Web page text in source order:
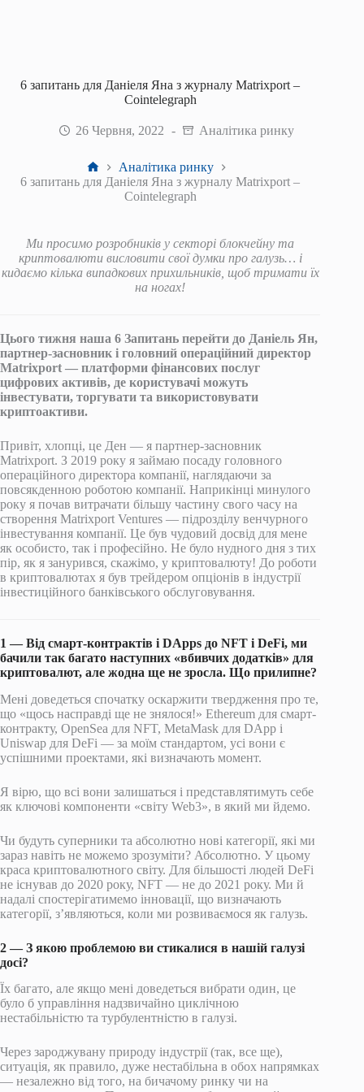
6 запитань для Даніеля Яна з журналу Matrixport –
Cointelegraph
26 Червня, 2022 Аналітика ринку
Головна
Аналітика ринку
6 запитань для Даніеля Яна з журналу Matrixport –
Cointelegraph
Ми просимо розробників у секторі блокчейну та
криптовалюти висловити свої думки про галузь… і
кидаємо кілька випадкових прихильників, щоб тримати їх
на ногах!
Цього тижня наша 6 Запитань перейти до Даніель Ян,
партнер-засновник і головний операційний директор
Matrixport — платформи фінансових послуг
цифрових активів, де користувачі можуть
інвестувати, торгувати та використовувати
криптоактиви.
Привіт, хлопці, це Ден — я партнер-засновник
Matrixport. З 2019 року я займаю посаду головного
операційного директора компанії, наглядаючи за
повсякденною роботою компанії. Наприкінці минулого
року я почав витрачати більшу частину свого часу на
створення Matrixport Ventures — підрозділу венчурного
інвестування компанії. Це був чудовий досвід для мене
як особисто, так і професійно. Не було нудного дня з тих
пір, як я занурився, скажімо, у криптовалюту! До роботи
в криптовалютах я був трейдером опціонів в індустрії
інвестиційного банківського обслуговування.
1 — Від смарт-контрактів і DApps до NFT і DeFi, ми
бачили так багато наступних «вбивчих додатків» для
криптовалют, але жодна ще не зросла. Що прилипне?
Мені доведеться спочатку оскаржити твердження про те,
що «щось насправді ще не знялося!» Ethereum для смарт-
контракту, OpenSea для NFT, MetaMask для DApp і
Uniswap для DeFi — за моїм стандартом, усі вони є
успішними проектами, які визначають момент.
Я вірю, що всі вони залишаться і представлятимуть себе
як ключові компоненти «світу Web3», в який ми йдемо.
Чи будуть суперники та абсолютно нові категорії, які ми
зараз навіть не можемо зрозуміти? Абсолютно. У цьому
краса криптовалютного світу. Для більшості людей DeFi
не існував до 2020 року, NFT — не до 2021 року. Ми й
надалі спостерігатимемо інновації, що визначають
категорії, з’являються, коли ми розвиваємося як галузь.
2 — З якою проблемою ви стикалися в нашій галузі
досі?
Їх багато, але якщо мені доведеться вибрати один, це
було б управління надзвичайно циклічною
нестабільністю та турбулентністю в галузі.
Через зароджувану природу індустрії (так, все ще),
ситуація, як правило, дуже нестабільна в обох напрямках
— незалежно від того, на бичачому ринку чи на